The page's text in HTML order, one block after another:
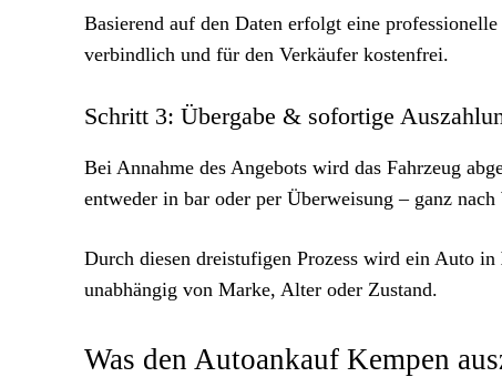
Basierend auf den Daten erfolgt eine
verbindlich und für den Verkäufer kostenfrei.
Schritt 3: Übergabe & sofortige
Bei Annahme des Angebots wird das Fahrzeug
entweder in bar oder per Überweisung – ganz nach
Durch diesen dreistufigen Prozess wird ein Auto in
unabhängig von Marke, Alter oder Zustand.
Was den Autoankauf Kempen